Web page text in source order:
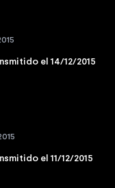
el 14/12/2015
el 11/12/2015